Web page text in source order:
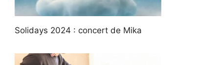
Solidays 2024 : concert de Mika